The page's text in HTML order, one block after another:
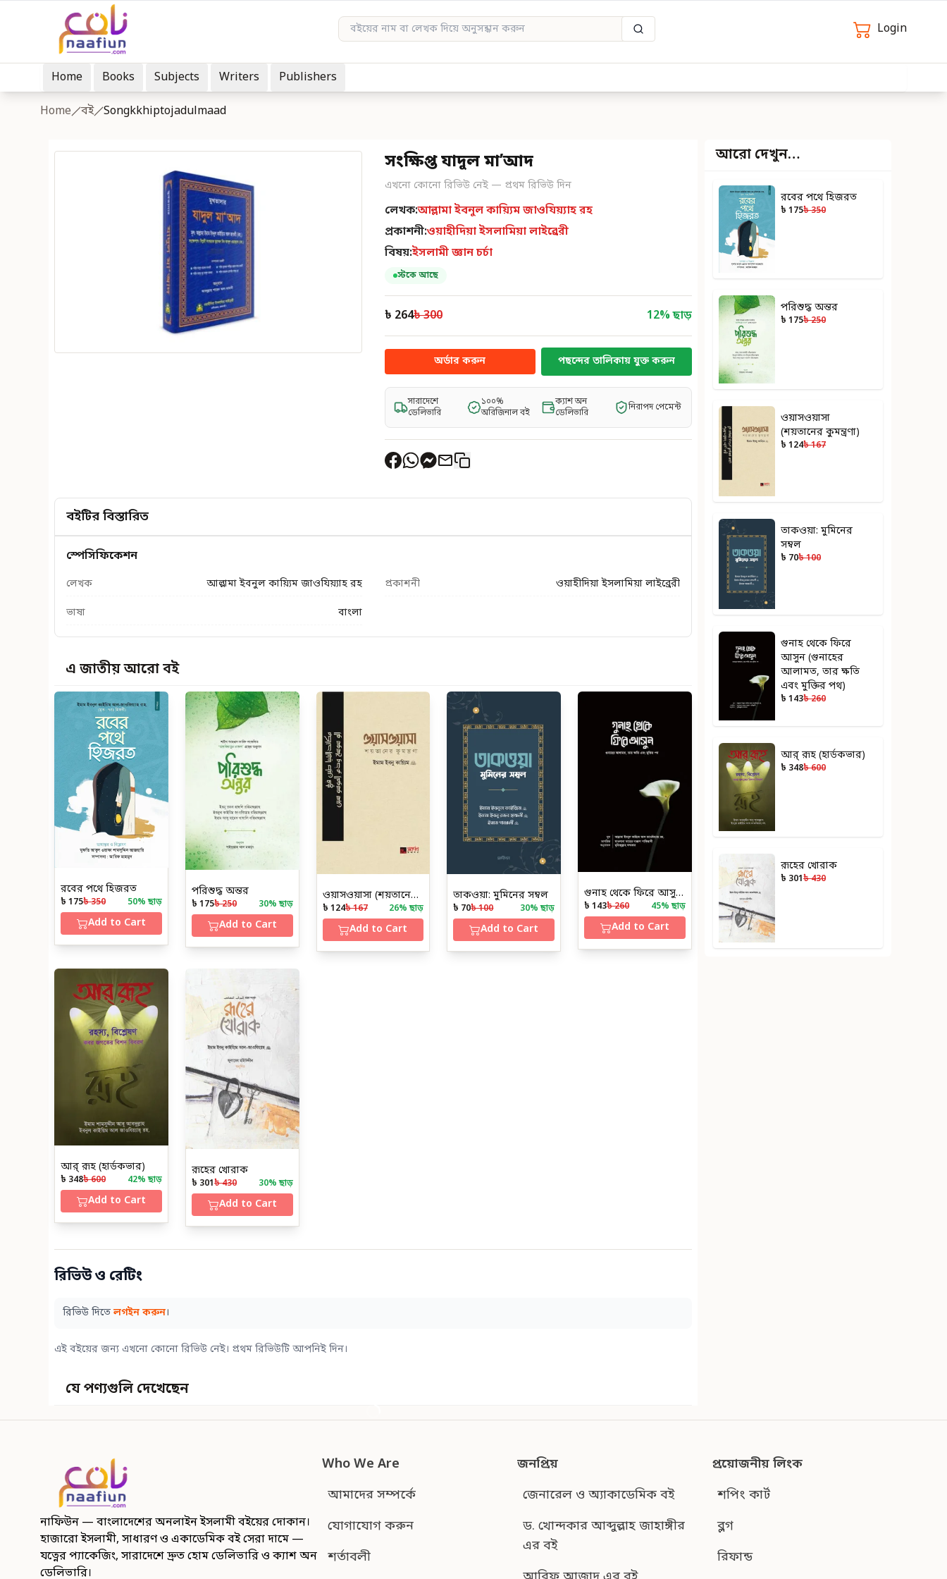
Login
Home Books Subjects Writers Publishers
Home বই Songkkhiptojadulmaad
সংক্ষিপ্ত যাদুল মা’আদ
এখনো কোনো রিভিউ নেই — প্রথম রিভিউ দিন
লেখক:আল্লামা ইবনুল কায়্যিম জাওযিয়্যাহ রহ
প্রকাশনী:ওয়াহীদিয়া ইসলামিয়া লাইব্রেরী
বিষয়:ইসলামী জ্ঞান চর্চা
স্টকে আছে
৳ 264৳ 300 12% ছাড়
অর্ডার করুন পছন্দের তালিকায় যুক্ত করুন
সারাদেশে
ডেলিভারি
১০০%
অরিজিনাল বই
ক্যাশ অন
ডেলিভারি
নিরাপদ পেমেন্ট
বইটির বিস্তারিত
স্পেসিফিকেশন
লেখক আল্লামা ইবনুল কায়্যিম জাওযিয়্যাহ রহ প্রকাশনী ওয়াহীদিয়া ইসলামিয়া লাইব্রেরী
ভাষা বাংলা
এ জাতীয় আরো বই
রবের পথে হিজরত
৳ 175৳ 350 50% ছাড়
Add to Cart
পরিশুদ্ধ অন্তর
৳ 175৳ 250 30% ছাড়
Add to Cart
ওয়াসওয়াসা (শয়তানের কুমন্ত্রণা)
৳ 124৳ 167 26% ছাড়
Add to Cart
তাকওয়া: মুমিনের সম্বল
৳ 70৳ 100 30% ছাড়
Add to Cart
গুনাহ থেকে ফিরে আসুন (গুনাহের আলামত, তার ক্ষতি এবং মুক্তির পথ)
৳ 143৳ 260 45% ছাড়
Add to Cart
আর্‌ রূহ (হার্ডকভার)
৳ 348৳ 600 42% ছাড়
Add to Cart
রূহের খোরাক
৳ 301৳ 430 30% ছাড়
Add to Cart
রিভিউ ও রেটিং
রিভিউ দিতে লগইন করুন।
এই বইয়ের জন্য এখনো কোনো রিভিউ নেই। প্রথম রিভিউটি আপনিই দিন।
যে পণ্যগুলি দেখেছেন
আরো দেখুন…
রবের পথে হিজরত
৳ 175৳ 350
পরিশুদ্ধ অন্তর
৳ 175৳ 250
ওয়াসওয়াসা
(শয়তানের কুমন্ত্রণা)
৳ 124৳ 167
তাকওয়া: মুমিনের
সম্বল
৳ 70৳ 100
গুনাহ থেকে ফিরে
আসুন (গুনাহের
আলামত, তার ক্ষতি
এবং মুক্তির পথ)
৳ 143৳ 260
আর্‌ রূহ (হার্ডকভার)
৳ 348৳ 600
রূহের খোরাক
৳ 301৳ 430
নাফিউন — বাংলাদেশের অনলাইন ইসলামী বইয়ের দোকান।
হাজারো ইসলামী, সাধারণ ও একাডেমিক বই সেরা দামে —
যত্নের প্যাকেজিং, সারাদেশে দ্রুত হোম ডেলিভারি ও ক্যাশ অন
ডেলিভারি।
Who We Are
আমাদের সম্পর্কে
যোগাযোগ করুন
শর্তাবলী
জনপ্রিয়
জেনারেল ও অ্যাকাডেমিক বই
ড. খোন্দকার আব্দুল্লাহ জাহাঙ্গীর
এর বই
প্রয়োজনীয় লিংক
শপিং কার্ট
ব্লগ
রিফান্ড